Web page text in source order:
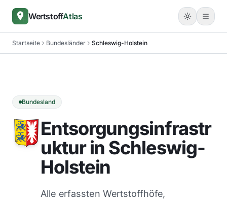
WertstoffAtlas
Startseite Bundesländer Schleswig-Holstein
Bundesland
Entsorgungsinfrastr
uktur in Schleswig-
Holstein
Alle erfassten Wertstoffhöfe,